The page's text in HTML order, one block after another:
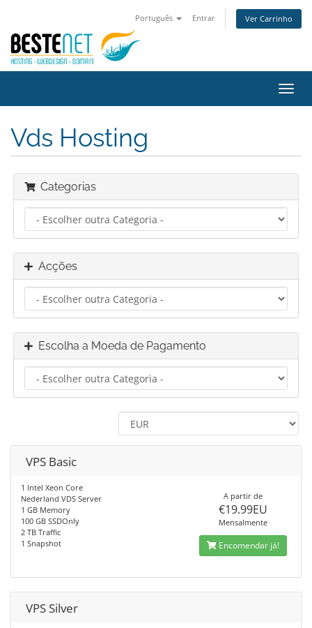
Português Entrar Ver Carrinho
Vds Hosting
Categorias
Acções
Escolha a Moeda de Pagamento
VPS Basic
1 Intel Xeon Core
Nederland VDS Server
1 GB Memory
100 GB SSDOnly
2 TB Traffic
1 Snapshot
A partir de
€19.99EU
Mensalmente
Encomendar já!
VPS Silver